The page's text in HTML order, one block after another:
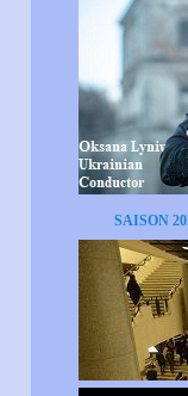
SAISON